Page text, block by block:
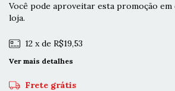
Você pode aproveitar esta promoção
loja.
12 x de R$19,53
Ver mais detalhes
Frete grátis